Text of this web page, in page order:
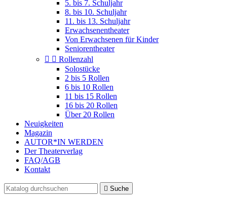
5. bis 7. Schuljahr
8. bis 10. Schuljahr
11. bis 13. Schuljahr
Erwachsenentheater
Von Erwachsenen für Kinder
Seniorentheater
  Rollenzahl
Solostücke
2 bis 5 Rollen
6 bis 10 Rollen
11 bis 15 Rollen
16 bis 20 Rollen
Über 20 Rollen
Neuigkeiten
Magazin
AUTOR*IN WERDEN
Der Theaterverlag
FAQ/AGB
Kontakt
 Suche